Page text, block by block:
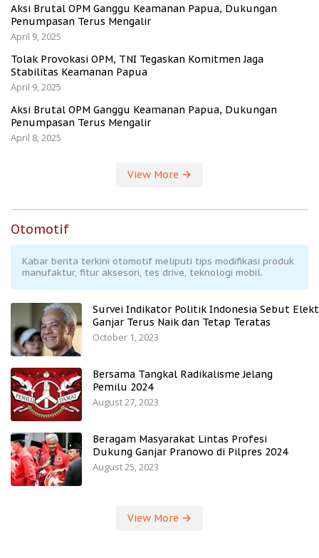
Aksi Brutal OPM Ganggu Keamanan Papua, Dukungan
Penumpasan Terus Mengalir
April 9, 2025
Tolak Provokasi OPM, TNI Tegaskan Komitmen Jaga
Stabilitas Keamanan Papua
April 9, 2025
Aksi Brutal OPM Ganggu Keamanan Papua, Dukungan
Penumpasan Terus Mengalir
April 8, 2025
View More
Otomotif
Kabar berita terkini otomotif meliputi tips modifikasi produk
manufaktur, fitur aksesori, tes drive, teknologi mobil.
Survei Indikator Politik Indonesia Sebut
Ganjar Terus Naik dan Tetap Teratas
October 1, 2023
Bersama Tangkal Radikalisme Jelang
Pemilu 2024
August 27, 2023
Beragam Masyarakat Lintas Profesi
Dukung Ganjar Pranowo di Pilpres 2024
August 25, 2023
View More